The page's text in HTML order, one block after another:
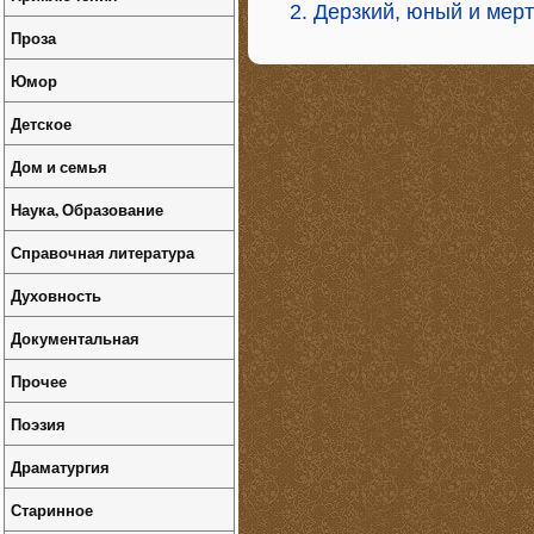
2. Дерзкий, юный и
Проза
Юмор
Детское
Дом и семья
Наука, Образование
Справочная литература
Духовность
Документальная
Прочее
Поэзия
Драматургия
Старинное